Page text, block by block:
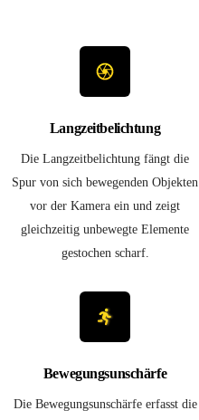
Langzeitbelichtung
Die Langzeitbelichtung fängt die
Spur von sich bewegenden Objekten
vor der Kamera ein und zeigt
gleichzeitig unbewegte Elemente
gestochen scharf.
Bewegungsunschärfe
Die Bewegungsunschärfe erfasst die